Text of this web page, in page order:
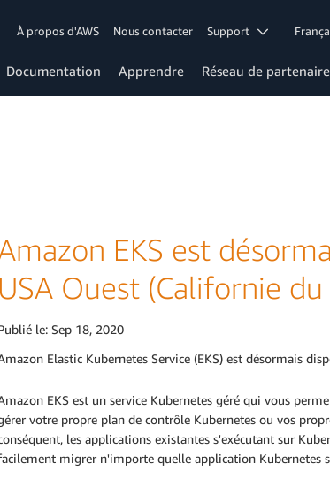
À propos d'AWS Nous contacter Support
Documentation Apprendre Réseau de
EKS est
USA Ouest (Californie
le: Sep 18, 2020
Elastic Kubernetes Service (EKS) est désormais
EKS est un service Kubernetes géré qui vous
votre propre plan de contrôle Kubernetes ou vos
les applications existantes s'exécutant sur
migrer n'importe quelle application Kubernetes